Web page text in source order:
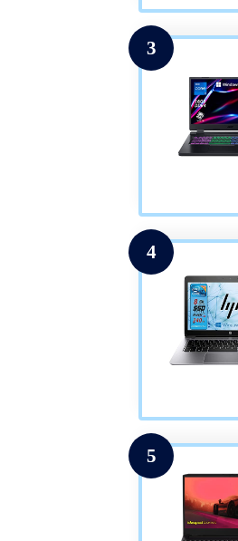
3
4
5